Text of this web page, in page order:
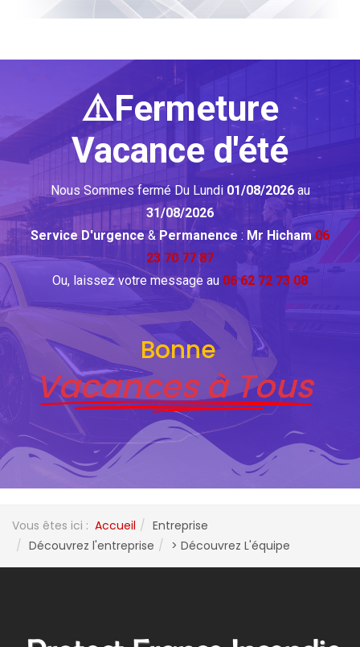
⚠️Fermeture
Vacance d'été
Nous Sommes fermé Du Lundi 01/08/2026au
31/08/2026
Service D'urgence&Permanence : Mr Hicham 06
23 70 77 87
Ou, laissez votre message au 06 62 72 73 08
Bonne
Vacances à Tous
Vous êtes ici : Accueil
Entreprise
Découvrez l'entreprise
> Découvrez L'équipe